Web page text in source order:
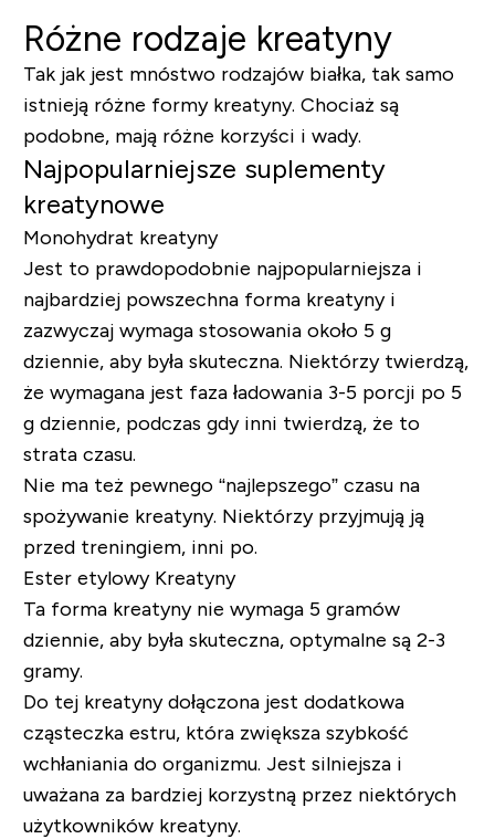
Różne rodzaje kreatyny
Tak jak jest mnóstwo rodzajów białka, tak samo
istnieją różne formy kreatyny. Chociaż są
podobne, mają różne korzyści i wady.
Najpopularniejsze suplementy
kreatynowe
Monohydrat kreatyny
Jest to prawdopodobnie najpopularniejsza i
najbardziej powszechna forma kreatyny i
zazwyczaj wymaga stosowania około 5 g
dziennie, aby była skuteczna. Niektórzy twierdzą,
że wymagana jest faza ładowania 3-5 porcji po 5
g dziennie, podczas gdy inni twierdzą, że to
strata czasu.
Nie ma też pewnego “najlepszego” czasu na
spożywanie kreatyny. Niektórzy przyjmują ją
przed treningiem, inni po.
Ester etylowy Kreatyny
Ta forma kreatyny nie wymaga 5 gramów
dziennie, aby była skuteczna, optymalne są 2-3
gramy.
Do tej kreatyny dołączona jest dodatkowa
cząsteczka estru, która zwiększa szybkość
wchłaniania do organizmu. Jest silniejsza i
uważana za bardziej korzystną przez niektórych
użytkowników kreatyny.